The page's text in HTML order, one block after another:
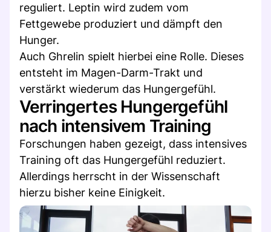
reguliert. Leptin wird zudem vom
Fettgewebe produziert und dämpft den
Hunger.
Auch Ghrelin spielt hierbei eine Rolle. Dieses
entsteht im Magen-Darm-Trakt und
verstärkt wiederum das Hungergefühl.
Verringertes Hungergefühl
nach intensivem Training
Forschungen haben gezeigt, dass intensives
Training oft das Hungergefühl reduziert.
Allerdings herrscht in der Wissenschaft
hierzu bisher keine Einigkeit.